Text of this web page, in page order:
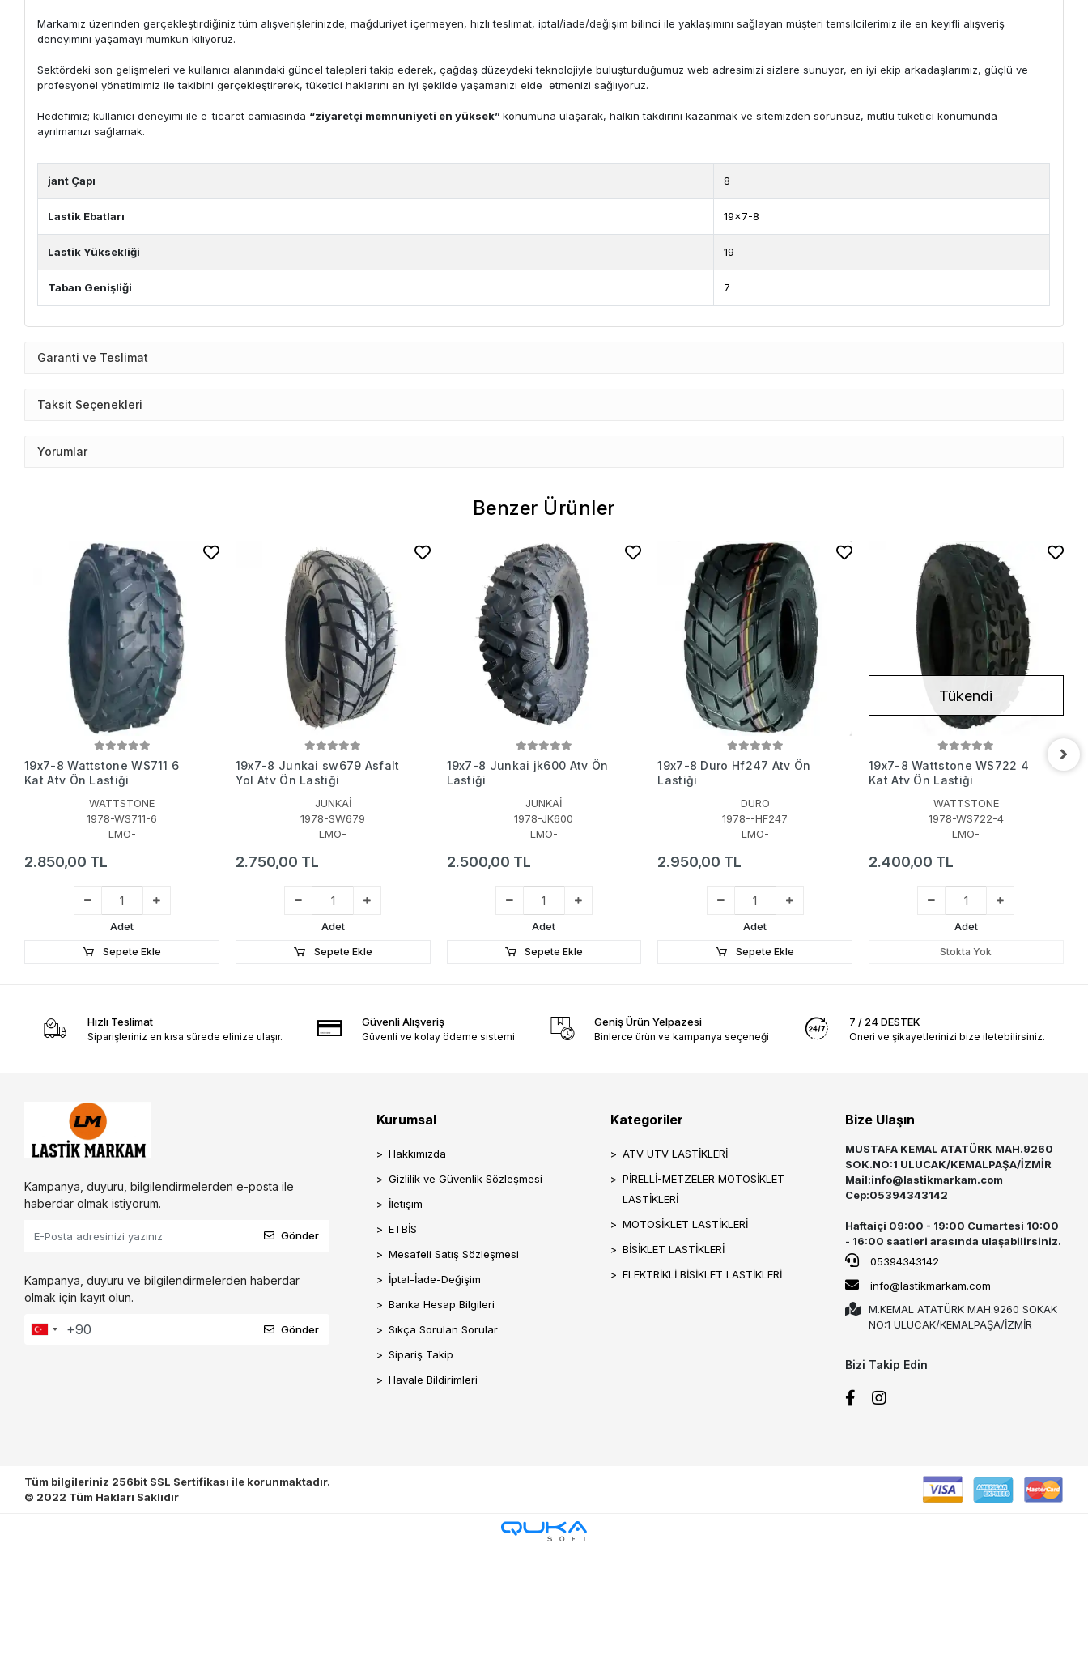
Markamız üzerinden gerçekleştirdiğiniz tüm alışverişlerinizde; mağduriyet içermeyen, hızlı teslimat, iptal/iade/değişim bilinci ile yaklaşımını sağlayan müşteri temsilcilerimiz ile en keyifli alışveriş
deneyimini yaşamayı mümkün kılıyoruz.
Sektördeki son gelişmeleri ve kullanıcı alanındaki güncel talepleri takip ederek, çağdaş düzeydeki teknolojiyle buluşturduğumuz web adresimizi sizlere sunuyor, en iyi ekip arkadaşlarımız, güçlü ve
profesyonel yönetimimiz ile takibini gerçekleştirerek, tüketici haklarını en iyi şekilde yaşamanızı elde etmenizi sağlıyoruz.
Hedefimiz; kullanıcı deneyimi ile e-ticaret camiasında “ziyaretçi memnuniyeti en yüksek”konumuna ulaşarak, halkın takdirini kazanmak ve sitemizden sorunsuz, mutlu tüketici konumunda
ayrılmanızı sağlamak.
jant Çapı 8
Lastik Ebatları 19x7-8
Lastik Yüksekliği 19
Taban Genişliği 7
Garanti ve Teslimat
Taksit Seçenekleri
Yorumlar
Benzer Ürünler
19x7-8 Wattstone WS711 6
Kat Atv Ön Lastiği
WATTSTONE
1978-WS711-6
LMO-
2.850,00 TL
Adet
Sepete Ekle
19x7-8 Junkai sw679 Asfalt
Yol Atv Ön Lastiği
JUNKAİ
1978-SW679
LMO-
2.750,00 TL
Adet
Sepete Ekle
19x7-8 Junkai jk600 Atv Ön
Lastiği
JUNKAİ
1978-JK600
LMO-
2.500,00 TL
Adet
Sepete Ekle
19x7-8 Duro Hf247 Atv Ön
Lastiği
DURO
1978--HF247
LMO-
2.950,00 TL
Adet
Sepete Ekle
Stokta Yok
Tükendi
19x7-8 Wattstone WS722 4
Kat Atv Ön Lastiği
WATTSTONE
1978-WS722-4
LMO-
2.400,00 TL
Adet
Stokta Yok
Hızlı Teslimat
Siparişleriniz en kısa sürede elinize ulaşır.
Güvenli Alışveriş
Güvenli ve kolay ödeme sistemi
Geniş Ürün Yelpazesi
Binlerce ürün ve kampanya seçeneği
7 / 24 DESTEK
Öneri ve şikayetlerinizi bize iletebilirsiniz.
Kampanya, duyuru, bilgilendirmelerden e-posta ile
haberdar olmak istiyorum.
Gönder
Kampanya, duyuru ve bilgilendirmelerden haberdar
olmak için kayıt olun.
Gönder
Kurumsal
Hakkımızda
Gizlilik ve Güvenlik Sözleşmesi
İletişim
ETBİS
Mesafeli Satış Sözleşmesi
İptal-İade-Değişim
Banka Hesap Bilgileri
Sıkça Sorulan Sorular
Sipariş Takip
Havale Bildirimleri
Kategoriler
ATV UTV LASTİKLERİ
PİRELLİ-METZELER MOTOSİKLET
LASTİKLERİ
MOTOSİKLET LASTİKLERİ
BİSİKLET LASTİKLERİ
ELEKTRİKLİ BİSİKLET LASTİKLERİ
Bize Ulaşın
MUSTAFA KEMAL ATATÜRK MAH.9260
SOK.NO:1 ULUCAK/KEMALPAŞA/İZMİR
Mail:info@lastikmarkam.com
Cep:05394343142
Haftaiçi 09:00 - 19:00 Cumartesi 10:00
- 16:00 saatleri arasında ulaşabilirsiniz.
05394343142
info@lastikmarkam.com
M.KEMAL ATATÜRK MAH.9260 SOKAK
NO:1 ULUCAK/KEMALPAŞA/İZMİR
Bizi Takip Edin
Tüm bilgileriniz 256bit SSL Sertifikası ile korunmaktadır.
© 2022 Tüm Hakları Saklıdır